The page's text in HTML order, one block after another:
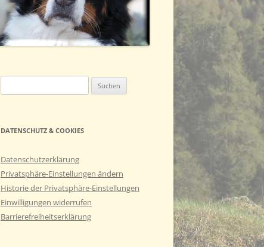
ASCO (BASTI GENANNT)
nach:
DATENSCHUTZ & COOKIES
Datenschutzerklärung
Privatsphäre-Einstellungen ändern
Historie der Privatsphäre-Einstellungen
Einwilligungen widerrufen
Barrierefreiheitserklärung